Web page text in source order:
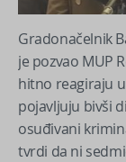
Gradonačelnik
je pozvao MUP
hitno reagiraju u
pojavljuju bivši
osuđivani
tvrdi da ni